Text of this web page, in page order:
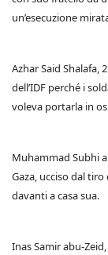
un’esecuzione
Azhar Said Shalafa,
dell’IDF perché i
voleva portarla in
Muhammad Subhi
Gaza, ucciso dal
davanti a casa sua.
Inas Samir abu-